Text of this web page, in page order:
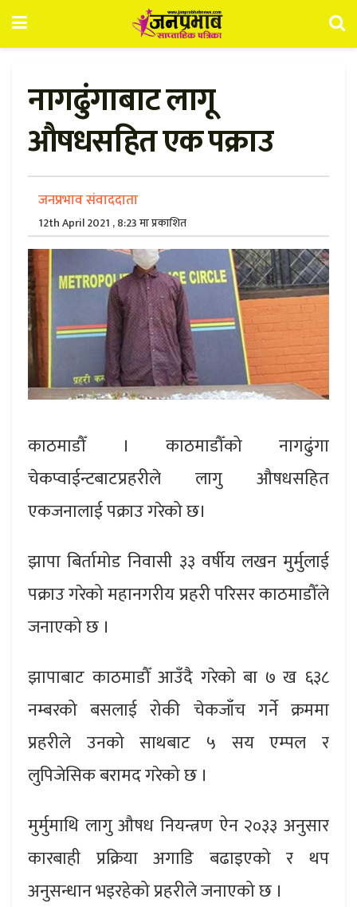
नागढुंगाबाट लागू
औषधसहित एक पक्राउ
जनप्रभाव संवाददाता
12th April 2021 , 8:23 मा प्रकाशित
काठमाडौँ । काठमाडौँको नागढुंगा
चेकप्वाईन्टबाटप्रहरीले लागु औषधसहित
एकजनालाई पक्राउ गरेको छ।
झापा बिर्तामोड निवासी ३३ वर्षीय लखन मुर्मुलाई
पक्राउ गरेको महानगरीय प्रहरी परिसर काठमाडौँले
जनाएको छ ।
झापाबाट काठमाडौँ आउँदै गरेको बा ७ ख ६३८
नम्बरको बसलाई रोकी चेकजाँच गर्ने क्रममा
प्रहरीले उनको साथबाट ५ सय एम्पल र
लुपिजेसिक बरामद गरेको छ ।
मुर्मुमाथि लागु औषध नियन्त्रण ऐन २०३३ अनुसार
कारबाही प्रक्रिया अगाडि बढाइएको र थप
अनुसन्धान भइरहेको प्रहरीले जनाएको छ ।